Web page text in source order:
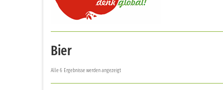
Bier
Alle 6 Ergebnisse werden angezeigt